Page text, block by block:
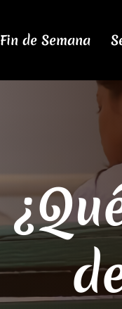
Fin de Semana